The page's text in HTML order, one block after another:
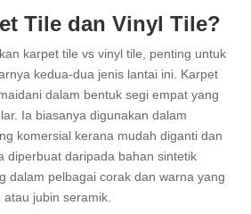
Tile dan Vinyl Tile?
karpet tile vs vinyl tile, penting untuk
kedua-dua jenis lantai ini. Karpet
dalam bentuk segi empat yang
Ia biasanya digunakan dalam
komersial kerana mudah diganti dan
diperbuat daripada bahan sintetik
dalam pelbagai corak dan warna yang
jubin seramik.